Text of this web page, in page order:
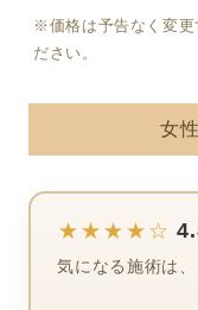
※価格は予告なく変更
ださい。
女
★★★★☆
気になる施術は